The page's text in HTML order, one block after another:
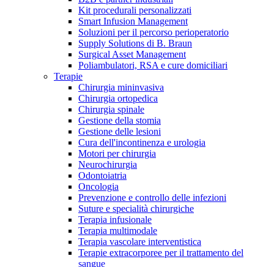
Catalogo prodotti
Trova il prodotto che stai cercando. Visita il catalogo B.
Braun con il nostro portfolio completo.
Hai domande o richieste? Scrivici per entrare subito in
contatto con un nostro referente.
Kit procedurali personalizzati
Smart Infusion Management
Soluzioni per il percorso perioperatorio
Supply Solutions di B. Braun
Surgical Asset Management
Poliambulatori, RSA e cure domiciliari
Terapie
Chirurgia mininvasiva
Chirurgia ortopedica
Chirurgia spinale
Gestione della stomia
Gestione delle lesioni
Cura dell'incontinenza e urologia
Motori per chirurgia
Neurochirurgia
Odontoiatria
Oncologia
Prevenzione e controllo delle infezioni
Suture e specialità chirurgiche
Terapia infusionale
Terapia multimodale
Terapia vascolare interventistica
Terapie extracorporee per il trattamento del
sangue